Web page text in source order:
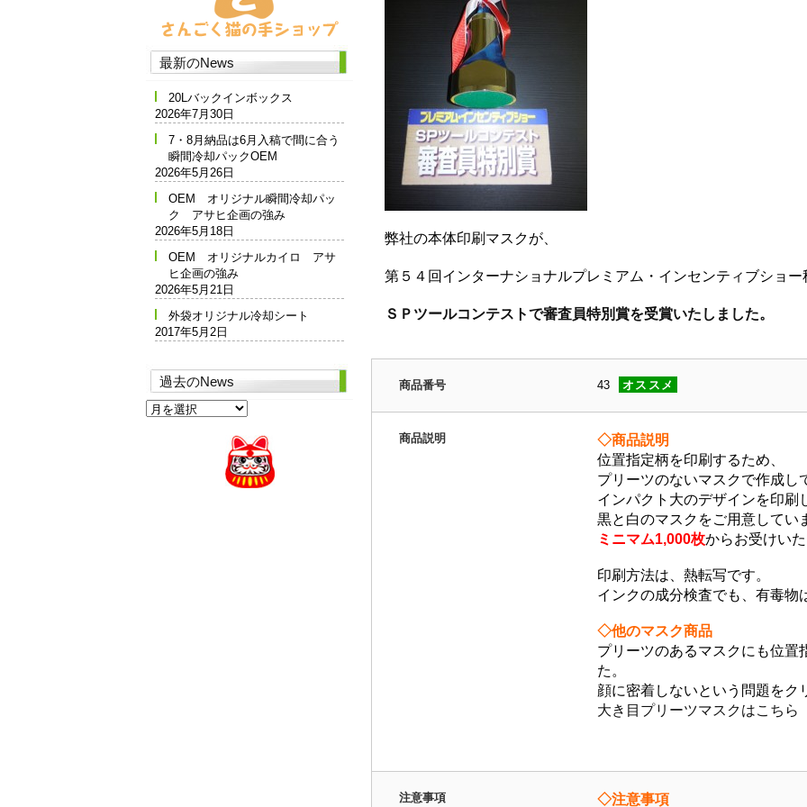
弊社の本体印刷マスクが、
第５４回インターナショナルプレミアム・インセンティブショー
ＳＰツールコンテストで審査員特別賞を受賞いたしました。
商品番号 43 オススメ
商品説明
◇商品説明
位置指定柄を印刷するため、
プリーツのないマスクで作成し
インパクト大のデザインを印刷
黒と白のマスクをご用意してい
ミニマム1,000枚からお受けいた
印刷方法は、熱転写です。
インクの成分検査でも、有毒物
◇他のマスク商品
プリーツのあるマスクにも位置
た。
顔に密着しないという問題をク
大き目プリーツマスクはこちら
注意事項 ◇注意事項
最新のNews
20Lバックインボックス
2026年7月30日
7・8月納品は6月入稿で間に合う
瞬間冷却パックOEM
2026年5月26日
OEM オリジナル瞬間冷却パッ
ク アサヒ企画の強み
2026年5月18日
OEM オリジナルカイロ アサ
ヒ企画の強み
2026年5月21日
外袋オリジナル冷却シート
2017年5月2日
過去のNews
過